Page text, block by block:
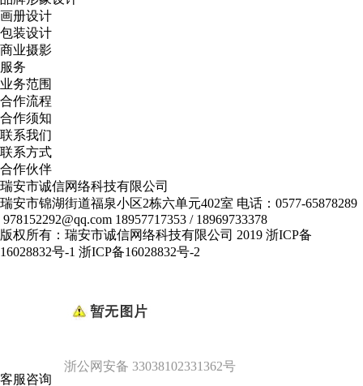
画册设计
包装设计
商业摄影
服务
业务范围
合作流程
合作须知
联系我们
联系方式
合作伙伴
瑞安市诚信网络科技有限公司
瑞安市锦湖街道福泉小区2栋六单元402室 电话：0577-65878289
978152292@qq.com 18957717353 / 18969733378
版权所有：瑞安市诚信网络科技有限公司 2019 浙ICP备
16028832号-1 浙ICP备16028832号-2
浙公网安备 33038102331362号
客服咨询